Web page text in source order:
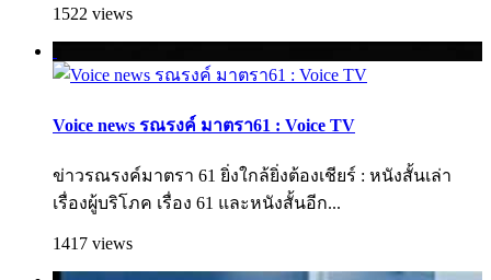
1522 views
Voice news รณรงค์ มาตรา61 : Voice TV
ข่าวรณรงค์มาตรา 61 ยิ่งใกล้ยิ่งต้องเชียร์ : หนังสั้นเล่า
เรื่องผู้บริโภค เรื่อง 61 และหนังสั้นอีก...
1417 views